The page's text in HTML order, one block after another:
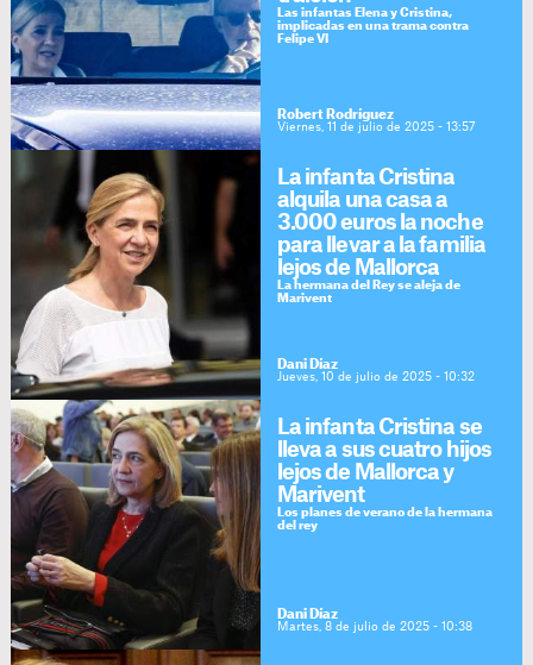
Las infantas Elena y Cristina,
implicadas en una trama contra
Felipe VI
Robert Rodríguez
Viernes, 11 de julio de 2025 - 13:57
La infanta Cristina
alquila una casa a
3.000 euros la noche
para llevar a la familia
lejos de Mallorca
La hermana del Rey se aleja de
Marivent
Dani Díaz
Jueves, 10 de julio de 2025 - 10:32
La infanta Cristina se
lleva a sus cuatro hijos
lejos de Mallorca y
Marivent
Los planes de verano de la hermana
del rey
Dani Díaz
Martes, 8 de julio de 2025 - 10:38